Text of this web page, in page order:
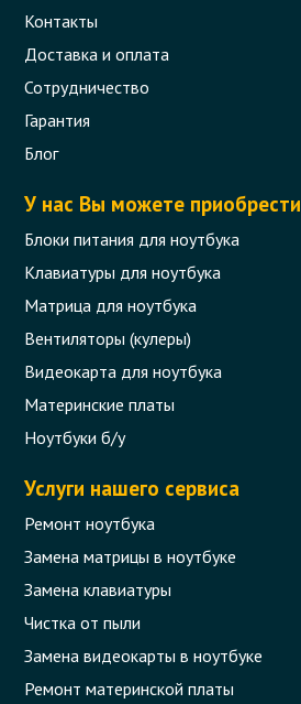
Контакты
Доставка и оплата
Сотрудничество
Гарантия
Блог
У нас Вы можете приобрести
Блоки питания для ноутбука
Клавиатуры для ноутбука
Матрица для ноутбука
Вентиляторы (кулеры)
Видеокарта для ноутбука
Материнские платы
Ноутбуки б/у
Услуги нашего сервиса
Ремонт ноутбука
Замена матрицы в ноутбуке
Замена клавиатуры
Чистка от пыли
Замена видеокарты в ноутбуке
Ремонт материнской платы